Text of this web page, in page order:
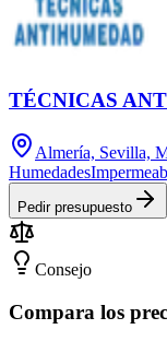
TÉCNICAS
Almería, Sevilla,
Humedades
Pedir presupuesto
Consejo
Compara los